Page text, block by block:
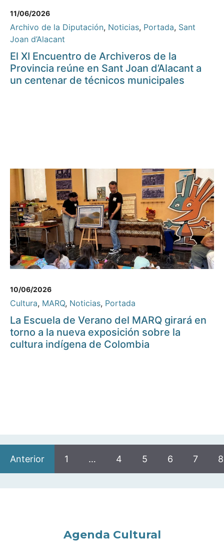
11/06/2026
Archivo de la Diputación, Noticias, Portada, Sant
Joan d’Alacant
El XI Encuentro de Archiveros de la
Provincia reúne en Sant Joan d’Alacant a
un centenar de técnicos municipales
10/06/2026
Cultura, MARQ, Noticias, Portada
La Escuela de Verano del MARQ girará en
torno a la nueva exposición sobre la
cultura indígena de Colombia
Anterior 1 … 4 5 6 7 8
Agenda Cultural